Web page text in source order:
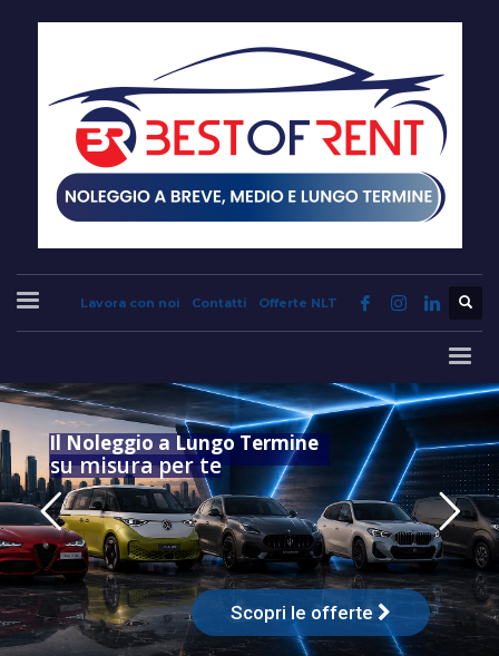
Lavora con noi Contatti Offerte NLT
Il Noleggio a Lungo Termine
su misura per te
Scopri le offerte